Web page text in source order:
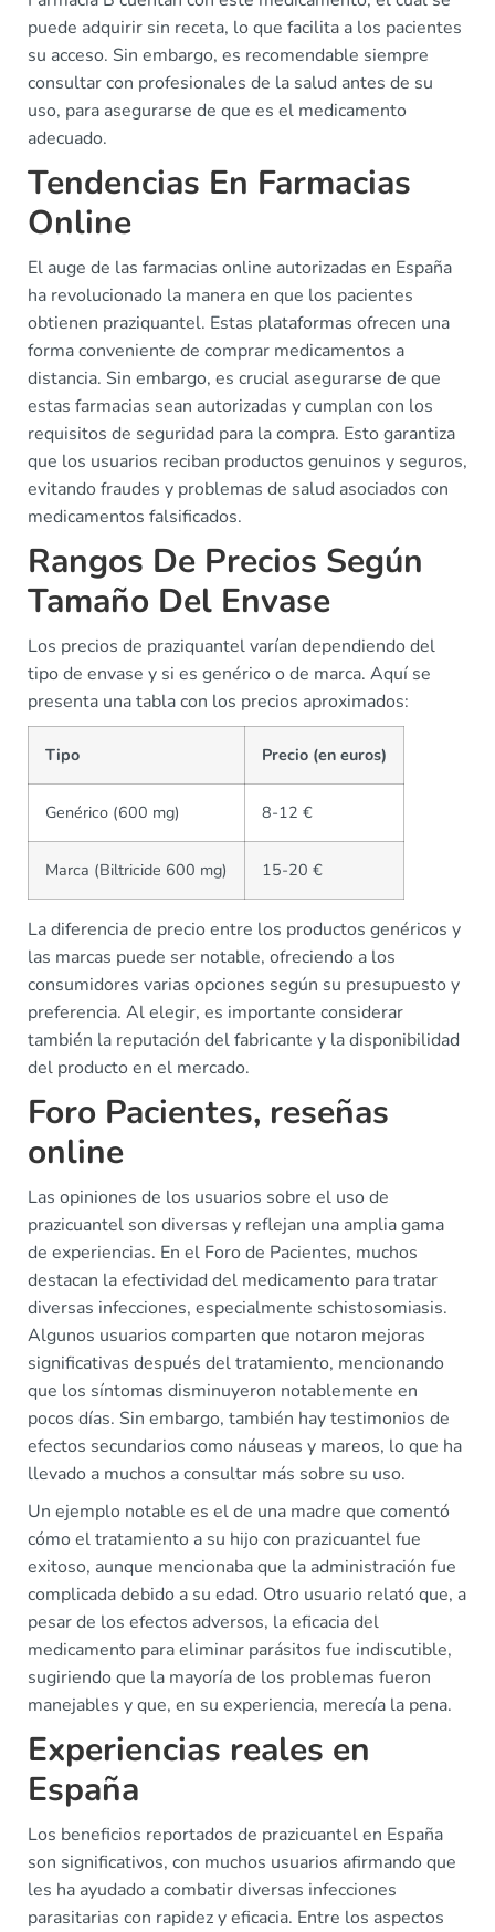
puede adquirir sin receta, lo que facilita a los pacientes
su acceso. Sin embargo, es recomendable siempre
consultar con profesionales de la salud antes de su
uso, para asegurarse de que es el medicamento
adecuado.
Tendencias En Farmacias
Online
El auge de las farmacias online autorizadas en España
ha revolucionado la manera en que los pacientes
obtienen praziquantel. Estas plataformas ofrecen una
forma conveniente de comprar medicamentos a
distancia. Sin embargo, es crucial asegurarse de que
estas farmacias sean autorizadas y cumplan con los
requisitos de seguridad para la compra. Esto garantiza
que los usuarios reciban productos genuinos y seguros,
evitando fraudes y problemas de salud asociados con
medicamentos falsificados.
Rangos De Precios Según
Tamaño Del Envase
Los precios de praziquantel varían dependiendo del
tipo de envase y si es genérico o de marca. Aquí se
presenta una tabla con los precios aproximados:
Tipo Precio (en euros)
Genérico (600 mg) 8-12 €
Marca (Biltricide 600 mg) 15-20 €
La diferencia de precio entre los productos genéricos y
las marcas puede ser notable, ofreciendo a los
consumidores varias opciones según su presupuesto y
preferencia. Al elegir, es importante considerar
también la reputación del fabricante y la disponibilidad
del producto en el mercado.
Foro Pacientes, reseñas
online
Las opiniones de los usuarios sobre el uso de
prazicuantel son diversas y reflejan una amplia gama
de experiencias. En el Foro de Pacientes, muchos
destacan la efectividad del medicamento para tratar
diversas infecciones, especialmente schistosomiasis.
Algunos usuarios comparten que notaron mejoras
significativas después del tratamiento, mencionando
que los síntomas disminuyeron notablemente en
pocos días. Sin embargo, también hay testimonios de
efectos secundarios como náuseas y mareos, lo que ha
llevado a muchos a consultar más sobre su uso.
Un ejemplo notable es el de una madre que comentó
cómo el tratamiento a su hijo con prazicuantel fue
exitoso, aunque mencionaba que la administración fue
complicada debido a su edad. Otro usuario relató que, a
pesar de los efectos adversos, la eficacia del
medicamento para eliminar parásitos fue indiscutible,
sugiriendo que la mayoría de los problemas fueron
manejables y que, en su experiencia, merecía la pena.
Experiencias reales en
España
Los beneficios reportados de prazicuantel en España
son significativos, con muchos usuarios afirmando que
les ha ayudado a combatir diversas infecciones
parasitarias con rapidez y eficacia. Entre los aspectos